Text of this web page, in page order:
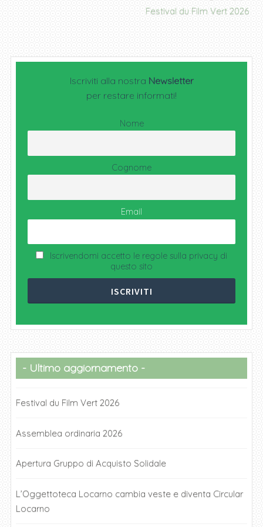
Festival du Film Vert 2026
Iscriviti alla nostra Newsletter
per restare informati!
Nome
Cognome
Email
Iscrivendomi accetto le regole sulla privacy di
questo sito
Ultimo aggiornamento
Festival du Film Vert 2026
Assemblea ordinaria 2026
Apertura Gruppo di Acquisto Solidale
L’Oggettoteca Locarno cambia veste e diventa Circular
Locarno